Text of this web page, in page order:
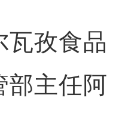
孜食品
部主任阿